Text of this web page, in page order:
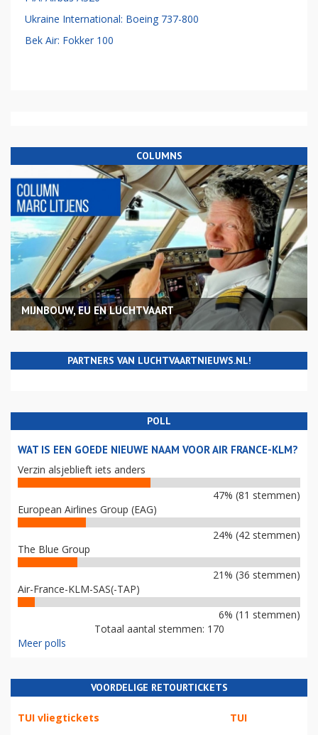
Ukraine International: Boeing 737-800
Bek Air: Fokker 100
COLUMNS
MIJNBOUW, EU EN LUCHTVAART
PARTNERS VAN LUCHTVAARTNIEUWS.NL!
POLL
WAT IS EEN GOEDE NIEUWE NAAM VOOR AIR FRANCE-KLM?
Verzin alsjeblieft iets anders
47% (81 stemmen)
European Airlines Group (EAG)
24% (42 stemmen)
The Blue Group
21% (36 stemmen)
Air-France-KLM-SAS(-TAP)
6% (11 stemmen)
Totaal aantal stemmen: 170
Meer polls
VOORDELIGE RETOURTICKETS
TUI vliegtickets TUI